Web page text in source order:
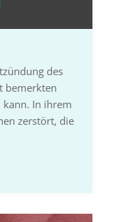
des
bemerkten
In ihrem
zerstört, die